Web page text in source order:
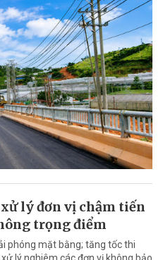
lý đơn vị chậm tiến
trọng điểm
phóng mặt bằng; tăng tốc thi